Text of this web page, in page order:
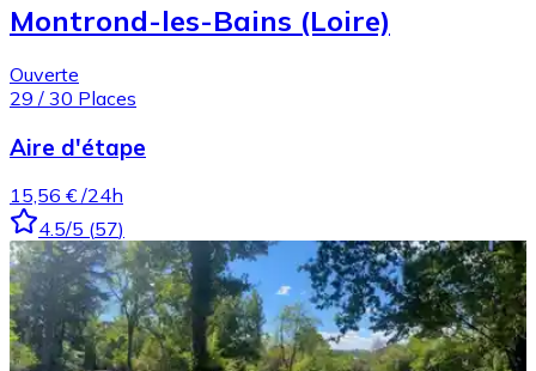
Montrond-les-Bains (Loire)
Ouverte
29 / 30 Places
Aire d'étape
15,56 € /24h
4.5/5 (57)